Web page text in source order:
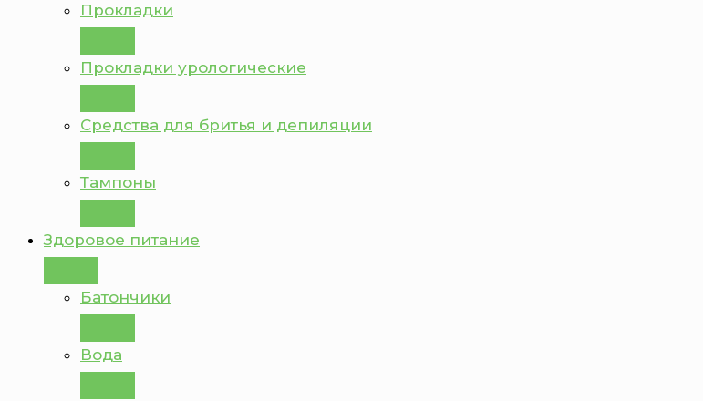
Прокладки
Прокладки урологические
Средства для бритья и депиляции
Тампоны
Здоровое питание
Батончики
Вода